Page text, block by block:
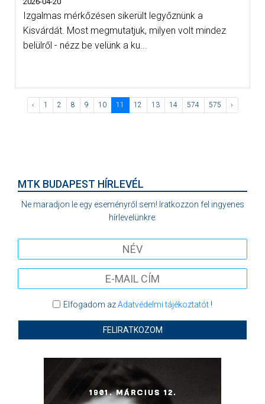
Izgalmas mérkőzésen sikerült legyőznünk a
Kisvárdát. Most megmutatjuk, milyen volt mindez
belülről - nézz be velünk a ku...
‹ 1 2 8 9 10 11 12 13 14 574 575 ›
MTK BUDAPEST HÍRLEVÉL
Ne maradjon le egy eseményről sem! Iratkozzon fel ingyenes
hírlevelünkre:
Elfogadom azAdatvédelmi tájékoztatót!
FELIRATKOZOM